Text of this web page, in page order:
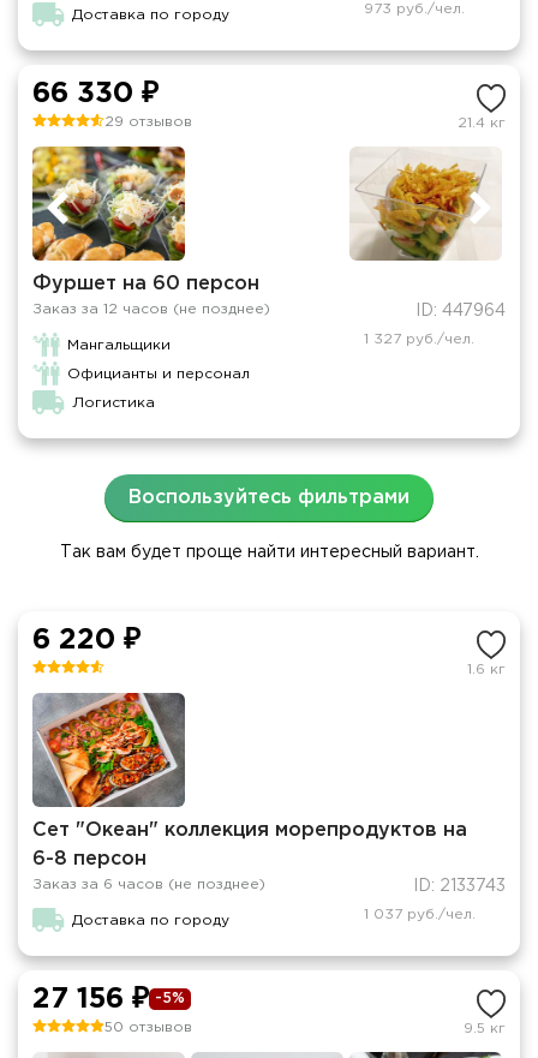
Доставка по городу 973 руб./чел.
66 330 ₽
29 отзывов 21.4 кг
Фуршет на 60 персон
Заказ за 12 часов (не позднее) ID: 447964
Мангальщики
Официанты и персонал
Логистика
1 327 руб./чел.
Воспользуйтесь фильтрами
Так вам будет проще найти интересный вариант.
6 220 ₽
1.6 кг
Сет "Океан" коллекция морепродуктов на
6-8 персон
Заказ за 6 часов (не позднее) ID: 2133743
Доставка по городу 1 037 руб./чел.
27 156 ₽ -5%
50 отзывов 9.5 кг